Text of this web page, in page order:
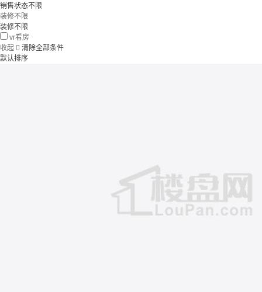
销售状态不限
装修不限
装修不限
vr看房
收起  清除全部条件
默认排序